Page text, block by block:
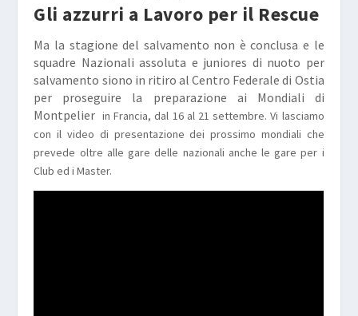
Gli azzurri a Lavoro per il Rescue
Ma la stagione del salvamento non è conclusa e le
squadre Nazionali assoluta e juniores di nuoto per
salvamento siono in ritiro al Centro Federale di Ostia
per proseguire la preparazione ai Mondiali di
Montpelier in Francia, dal 16 al 21 settembre. Vi lasciamo
con il video di presentazione dei prossimo mondiali che
prevede oltre alle gare delle nazionali anche le gare per i
Club ed i Master.